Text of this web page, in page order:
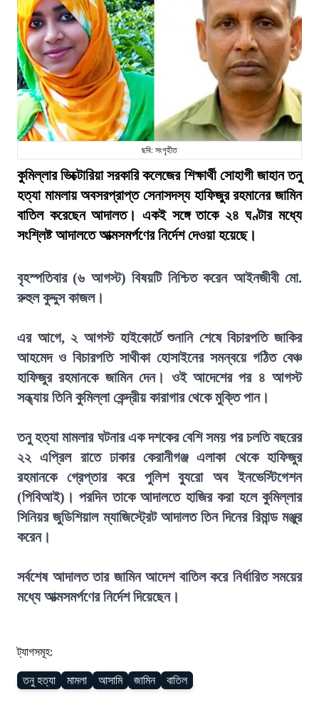
ছবি: সংগৃহীত
কুমিল্লার ভিক্টোরিয়া সরকারি কলেজের শিক্ষার্থী সোহাগী জাহান তনু
হত্যা মামলায় অবসরপ্রাপ্ত সেনাসদস্য হাফিজুর রহমানের জামিন
বাতিল করেছেন আদালত। একই সঙ্গে তাকে ২৪ ঘণ্টার মধ্যে
সংশ্লিষ্ট আদালতে আত্মসমর্পণের নির্দেশ দেওয়া হয়েছে।
বৃহস্পতিবার (৬ আগস্ট) বিষয়টি নিশ্চিত করেন আইনজীবী মো.
রুহুল কুদ্দুস কাজল।
এর আগে, ২ আগস্ট হাইকোর্টে শুনানি শেষে বিচারপতি জাকির
আহমেদ ও বিচারপতি সাথীকা হোসাইনের সমন্বয়ে গঠিত বেঞ্চ
হাফিজুর রহমানকে জামিন দেন। ওই আদেশের পর ৪ আগস্ট
সন্ধ্যায় তিনি কুমিল্লা কেন্দ্রীয় কারাগার থেকে মুক্তি পান।
তনু হত্যা মামলার ঘটনার এক দশকের বেশি সময় পর চলতি বছরের
২২ এপ্রিল রাতে ঢাকার কেরানীগঞ্জ এলাকা থেকে হাফিজুর
রহমানকে গ্রেপ্তার করে পুলিশ ব্যুরো অব ইনভেস্টিগেশন
(পিবিআই)। পরদিন তাকে আদালতে হাজির করা হলে কুমিল্লার
সিনিয়র জুডিশিয়াল ম্যাজিস্ট্রেট আদালত তিন দিনের রিমান্ড মঞ্জুর
করেন।
সর্বশেষ আদালত তার জামিন আদেশ বাতিল করে নির্ধারিত সময়ের
মধ্যে আত্মসমর্পণের নির্দেশ দিয়েছেন।
ট্যাগসমূহ:
তনু হত্যা মামলা আসামি জামিন বাতিল